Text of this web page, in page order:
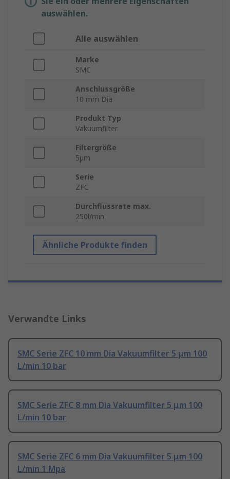
auswählen.
Alle auswählen
Marke
SMC
Anschlussgröße
10 mm Dia
Produkt Typ
Vakuumfilter
Filtergröße
5μm
Serie
ZFC
Durchflussrate max.
250l/min
Ähnliche Produkte finden
Verwandte Links
SMC Serie ZFC 10 mm Dia Vakuumfilter 5 μm 100
L/min 10 bar
SMC Serie ZFC 8 mm Dia Vakuumfilter 5 μm 100
L/min 10 bar
SMC Serie ZFC 6 mm Dia Vakuumfilter 5 μm 100
L/min 1 Mpa